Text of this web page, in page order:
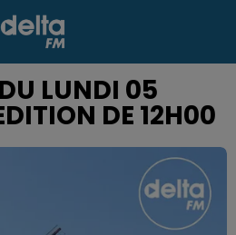
LUNDI 05
DE 12H00